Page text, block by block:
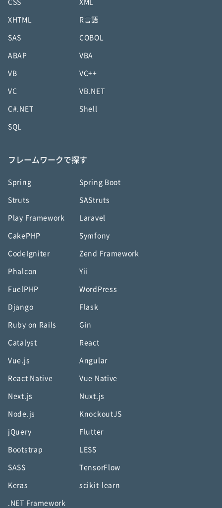
CSS XML
XHTML R言語
SAS COBOL
ABAP VBA
VB VC++
VC VB.NET
C#.NET Shell
SQL
フレームワークで探す
Spring Spring Boot
Struts SAStruts
Play Framework Laravel
CakePHP Symfony
CodeIgniter Zend Framework
Phalcon Yii
FuelPHP WordPress
Django Flask
Ruby on Rails Gin
Catalyst React
Vue.js Angular
React Native Vue Native
Next.js Nuxt.js
Node.js KnockoutJS
jQuery Flutter
Bootstrap LESS
SASS TensorFlow
Keras scikit-learn
.NET Framework